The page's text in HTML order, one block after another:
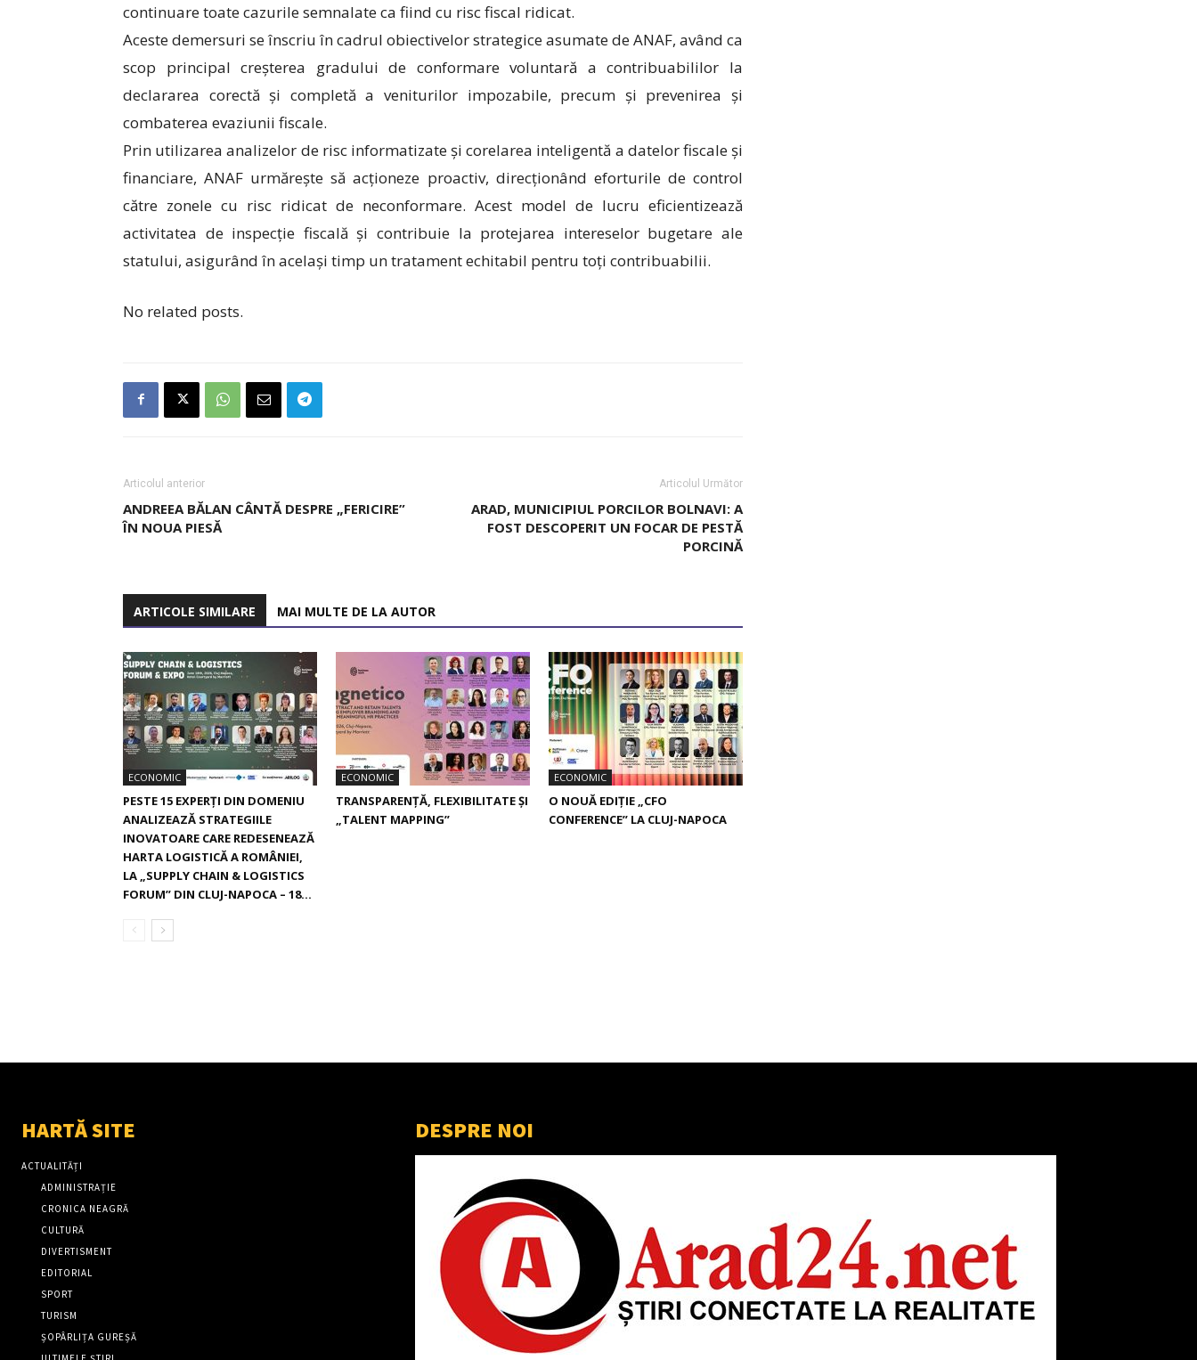
continuare toate cazurile semnalate ca fiind cu risc fiscal ridicat.
Aceste demersuri se înscriu în cadrul obiectivelor strategice asumate de ANAF, având ca
scop principal creșterea gradului de conformare voluntară a contribuabililor la
declararea corectă și completă a veniturilor impozabile, precum și prevenirea și
combaterea evaziunii fiscale.
Prin utilizarea analizelor de risc informatizate și corelarea inteligentă a datelor fiscale și
financiare, ANAF urmărește să acționeze proactiv, direcționând eforturile de control
către zonele cu risc ridicat de neconformare. Acest model de lucru eficientizează
activitatea de inspecție fiscală și contribuie la protejarea intereselor bugetare ale
statului, asigurând în același timp un tratament echitabil pentru toți contribuabilii.
No related posts.
Articolul anterior
ANDREEA BĂLAN CÂNTĂ DESPRE „FERICIRE”
ÎN NOUA PIESĂ
Articolul Următor
ARAD, MUNICIPIUL PORCILOR BOLNAVI: A
FOST DESCOPERIT UN FOCAR DE PESTĂ
PORCINĂ
ARTICOLE SIMILARE MAI MULTE DE LA AUTOR
ECONOMIC
PESTE 15 EXPERȚI DIN DOMENIU
ANALIZEAZĂ STRATEGIILE
INOVATOARE CARE REDESENEAZĂ
HARTA LOGISTICĂ A ROMÂNIEI,
LA „SUPPLY CHAIN & LOGISTICS
FORUM” DIN CLUJ-NAPOCA – 18...
ECONOMIC
TRANSPARENȚĂ, FLEXIBILITATE ȘI
„TALENT MAPPING”
ECONOMIC
O NOUĂ EDIȚIE „CFO
CONFERENCE” LA CLUJ-NAPOCA
HARTĂ SITE
ACTUALITĂȚI
ADMINISTRAȚIE
CRONICA NEAGRĂ
CULTURĂ
DIVERTISMENT
EDITORIAL
SPORT
TURISM
ȘOPÂRLIȚA GUREȘĂ
DESPRE NOI